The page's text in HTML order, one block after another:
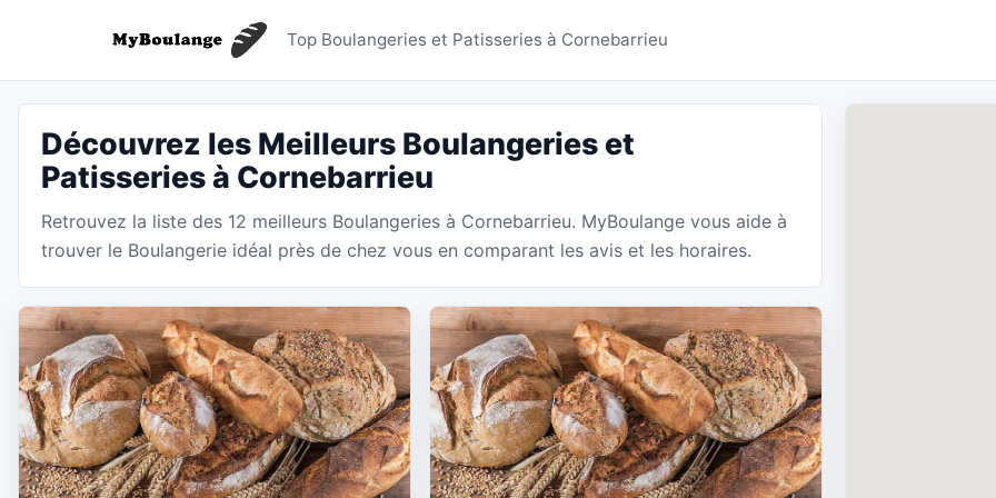
Boulangeries Cornebarrieu -
Top Boulangeries et Patisseries à Cornebarrieu
Découvrez les Meilleurs Boulangeries et
Patisseries à Cornebarrieu
Retrouvez la liste des 12 meilleurs Boulangeries à Cornebarrieu. MyBoulange vous aide à
trouver le Boulangerie idéal près de chez vous en comparant les avis et les horaires.